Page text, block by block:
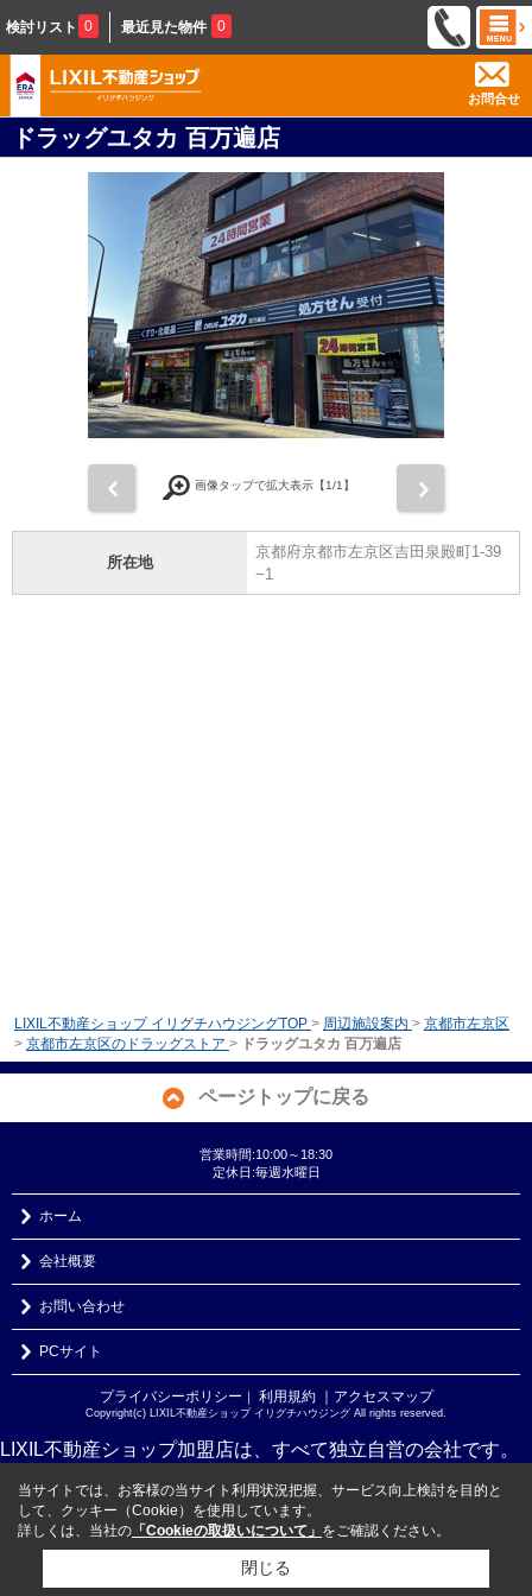
検討リスト 0 最近見た物件 0
お問合せ
ドラッグユタカ 百万遍店
画像タップで拡大表示【1/1】
所在地
京都府京都市左京区吉田泉殿町1-39
−1
LIXIL不動産ショップ イリグチハウジングTOP > 周辺施設案内 > 京都市左京区
> 京都市左京区のドラッグストア > ドラッグユタカ 百万遍店
ページトップに戻る
営業時間:10:00～18:30
定休日:毎週水曜日
ホーム
会社概要
お問い合わせ
PCサイト
プライバシーポリシー ｜ 利用規約 ｜アクセスマップ
Copyright(c) LIXIL不動産ショップ イリグチハウジング All rights reserved.
LIXIL不動産ショップ加盟店は、すべて独立自営の会社です。
当サイトでは、お客様の当サイト利用状況把握、サービス向上検討を目的と
して、クッキー（Cookie）を使用しています。
詳しくは、当社の 「Cookieの取扱いについて」 をご確認ください。
閉じる